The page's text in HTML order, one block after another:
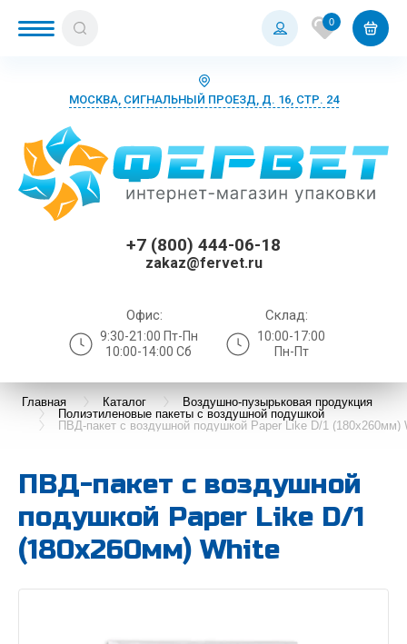
0
МОСКВА, СИГНАЛЬНЫЙ ПРОЕЗД, Д. 16, СТР. 24
+7 (800) 444-06-18
zakaz@fervet.ru
Офис:
9:30-21:00 Пт-Пн
10:00-14:00 Сб
Склад:
10:00-17:00
Пн-Пт
Главная Каталог
Воздушно-пузырьковая продукция
Полиэтиленовые пакеты с воздушной подушкой
ПВД-пакет с воздушной подушкой Paper Like D/1 (180х260мм)
ПВД-пакет с воздушной
подушкой Paper Like D/1
(180х260мм) White